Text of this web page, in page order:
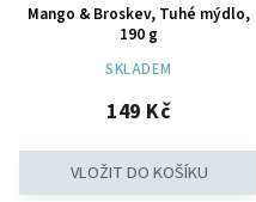
Mango & Broskev, Tuhé mýdlo,
190 g
SKLADEM
149 Kč